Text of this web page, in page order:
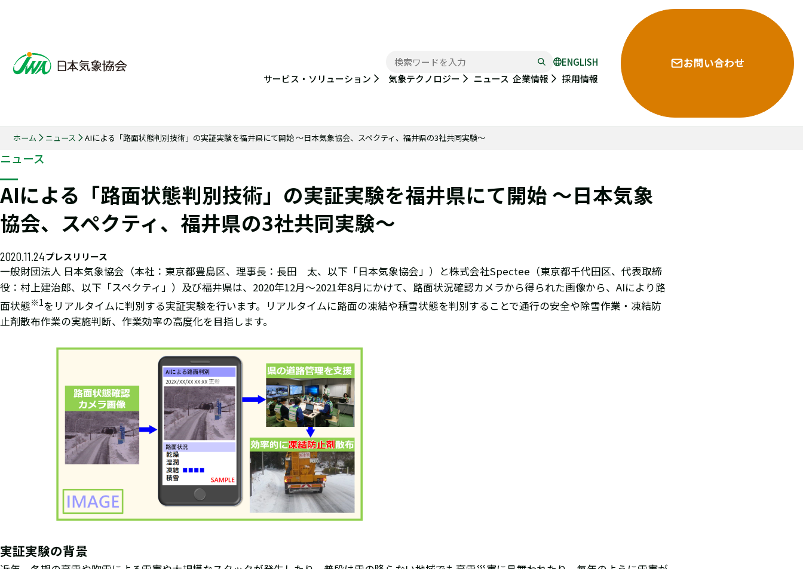
ENGLISH
サービス・ソリューション
気象テクノロジー ニュース 企業情報 採用情報
お問い合わせ
ホーム ニュース AIによる「路面状態判別技術」の実証実験を福井県にて開始 ～日本気象協会、スペクティ、福井県の3社共同実験～
ニュース
AIによる「路面状態判別技術」の実証実験を福井県にて開始 ～日本気象
協会、スペクティ、福井県の3社共同実験～
2020.11.24プレスリリース
一般財団法人 日本気象協会（本社：東京都豊島区、理事長：長田 太、以下「日本気象協会」）と株式会社Spectee（東京都千代田区、代表取締
役：村上建治郎、以下「スペクティ」）及び福井県は、2020年12月～2021年8月にかけて、路面状況確認カメラから得られた画像から、AIにより路
面状態※1をリアルタイムに判別する実証実験を行います。リアルタイムに路面の凍結や積雪状態を判別することで通行の安全や除雪作業・凍結防
止剤散布作業の実施判断、作業効率の高度化を目指します。
実証実験の背景